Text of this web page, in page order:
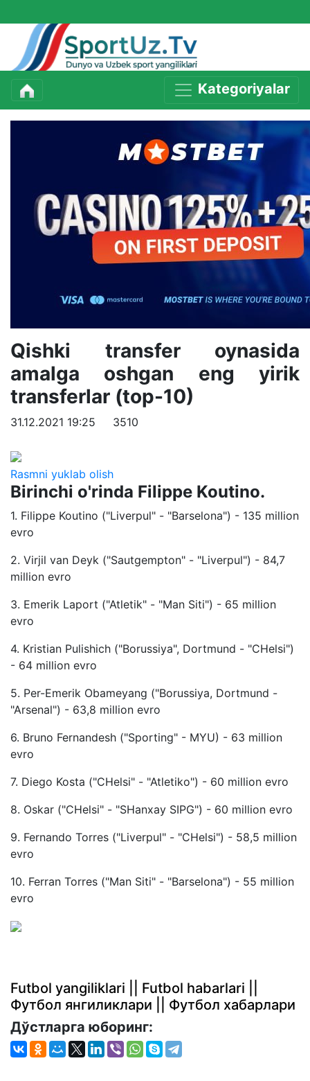
Kategoriyalar
Qishki transfer oynasida
amalga oshgan eng yirik
transferlar (top-10)
31.12.2021 19:25 3510
Rasmni yuklab olish
Birinchi o'rinda Filippe Koutino.
1. Filippe Koutino ("Liverpul" - "Barselona") - 135 million
evro
2. Virjil van Deyk ("Sautgempton" - "Liverpul") - 84,7
million evro
3. Emerik Laport ("Atletik" - "Man Siti") - 65 million
evro
4. Kristian Pulishich ("Borussiya", Dortmund - "CHelsi")
- 64 million evro
5. Per-Emerik Obameyang ("Borussiya, Dortmund -
"Arsenal") - 63,8 million evro
6. Bruno Fernandesh ("Sporting" - MYU) - 63 million
evro
7. Diego Kosta ("CHelsi" - "Atletiko") - 60 million evro
8. Oskar ("CHelsi" - "SHanxay SIPG") - 60 million evro
9. Fernando Torres ("Liverpul" - "CHelsi") - 58,5 million
evro
10. Ferran Torres ("Man Siti" - "Barselona") - 55 million
evro
Futbol yangiliklari || Futbol habarlari ||
Футбол янгиликлари || Футбол хабарлари
Дўстларга юборинг: